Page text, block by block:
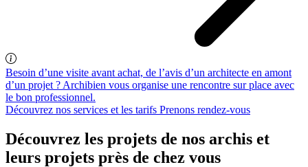
Besoin d’une visite avant achat, de l’avis d’un architecte en amont
d’un projet ? Archibien vous organise une rencontre sur place avec
le bon professionnel.
Découvrez nos services et les tarifs Prenons rendez-vous
Découvrez les projets de nos archis et
leurs projets près de chez vous